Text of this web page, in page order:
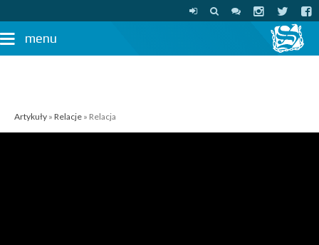
menu
Artykuły » Relacje » Relacja